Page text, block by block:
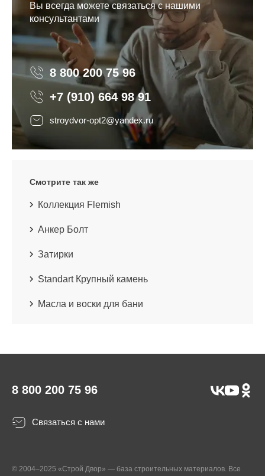
Вы всегда можете связаться с нашими
консультантами
8 800 200 75 96 8 800 200 75 96
+7 (910) 664 98 91
stroydvor-opt2@yandex.ru
Смотрите так же
Коллекция Flemish
Анкер Болт
Затирки
Standart Крупный камень
Масла и воски для бани
8 800 200 75 96
Связаться с нами
© 2004–2025 «Строй Двор» — база строительных материалов. Все